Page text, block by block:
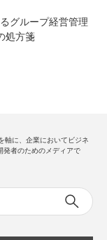
グループ経営管理
処方箋
軸に、企業においてビジネ
発者のためのメディアで